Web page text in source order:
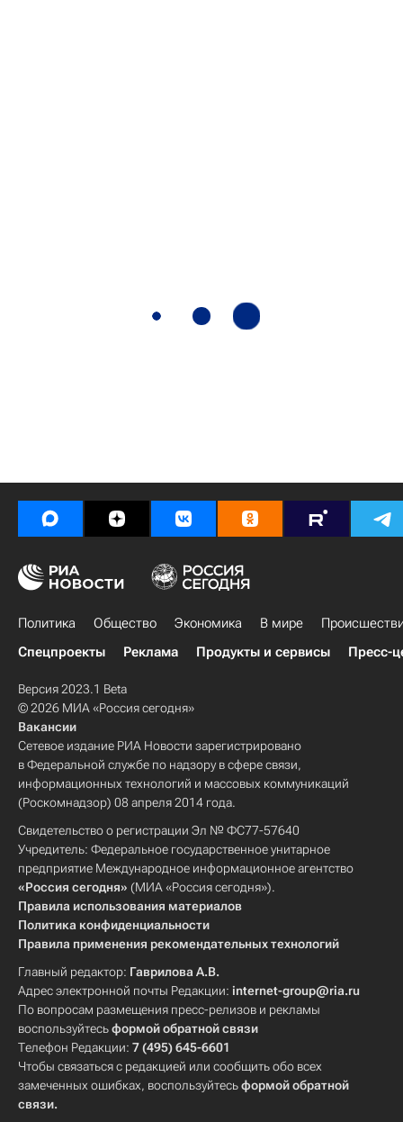
Политика Общество Экономика В мире
Спецпроекты
Реклама Продукты и сервисы Пресс-
Версия 2023.1 Beta
© 2026 МИА «Россия сегодня»
Вакансии
Сетевое издание РИА Новости зарегистрировано
в Федеральной службе по надзору в сфере связи,
информационных технологий и массовых коммуникаций
(Роскомнадзор) 08 апреля 2014 года.
Свидетельство о регистрации Эл № ФС77-57640
Учредитель: Федеральное государственное унитарное
предприятие Международное информационное агентство
«Россия сегодня» (МИА «Россия сегодня»).
Правила использования материалов
Политика конфиденциальности
Правила применения рекомендательных технологий
Главный редактор: Гаврилова А.В.
Адрес электронной почты Редакции: internet-group@ria.ru
По вопросам размещения пресс-релизов и рекламы
воспользуйтесьформой обратной связи
Телефон Редакции: 7 (495) 645-6601
Чтобы связаться с редакцией или сообщить обо всех
замеченных ошибках, воспользуйтесьформой обратной
связи.